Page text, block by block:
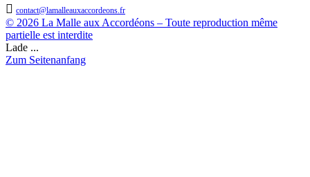
 contact@lamalleauxaccordeons.fr
© 2026 La Malle aux Accordéons – Toute reproduction même
partielle est interdite
Lade ...
Zum Seitenanfang